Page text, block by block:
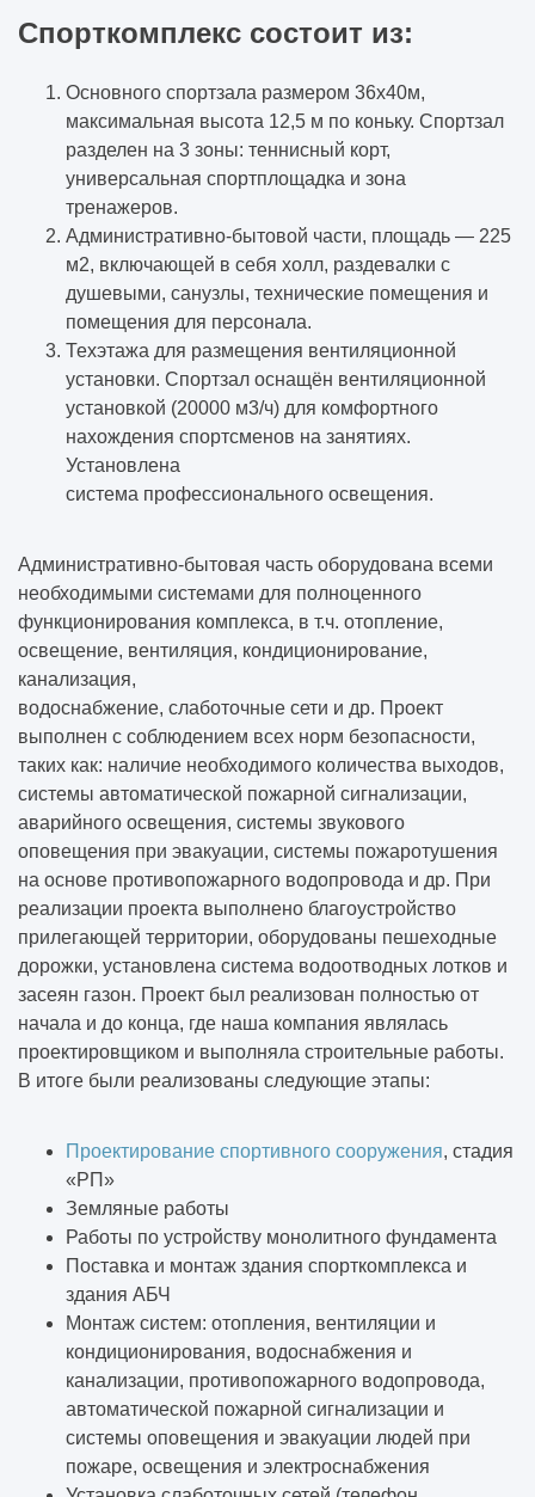
Спорткомплекс состоит из:
Основного спортзала размером 36х40м,
максимальная высота 12,5 м по коньку. Спортзал
разделен на 3 зоны: теннисный корт,
универсальная спортплощадка и зона
тренажеров.
Административно-бытовой части, площадь — 225
м2, включающей в себя холл, раздевалки с
душевыми, санузлы, технические помещения и
помещения для персонала.
Техэтажа для размещения вентиляционной
установки. Спортзал оснащён вентиляционной
установкой (20000 м3/ч) для комфортного
нахождения спортсменов на занятиях.
Установлена
система профессионального освещения.
Административно-бытовая часть оборудована всеми
необходимыми системами для полноценного
функционирования комплекса, в т.ч. отопление,
освещение, вентиляция, кондиционирование,
канализация,
водоснабжение, слаботочные сети и др. Проект
выполнен с соблюдением всех норм безопасности,
таких как: наличие необходимого количества выходов,
системы автоматической пожарной сигнализации,
аварийного освещения, системы звукового
оповещения при эвакуации, системы пожаротушения
на основе противопожарного водопровода и др. При
реализации проекта выполнено благоустройство
прилегающей территории, оборудованы пешеходные
дорожки, установлена система водоотводных лотков и
засеян газон. Проект был реализован полностью от
начала и до конца, где наша компания являлась
проектировщиком и выполняла строительные работы.
В итоге были реализованы следующие этапы:
Проектирование спортивного сооружения, стадия
«РП»
Земляные работы
Работы по устройству монолитного фундамента
Поставка и монтаж здания спорткомплекса и
здания АБЧ
Монтаж систем: отопления, вентиляции и
кондиционирования, водоснабжения и
канализации, противопожарного водопровода,
автоматической пожарной сигнализации и
системы оповещения и эвакуации людей при
пожаре, освещения и электроснабжения